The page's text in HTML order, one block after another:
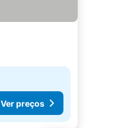
Ver preços